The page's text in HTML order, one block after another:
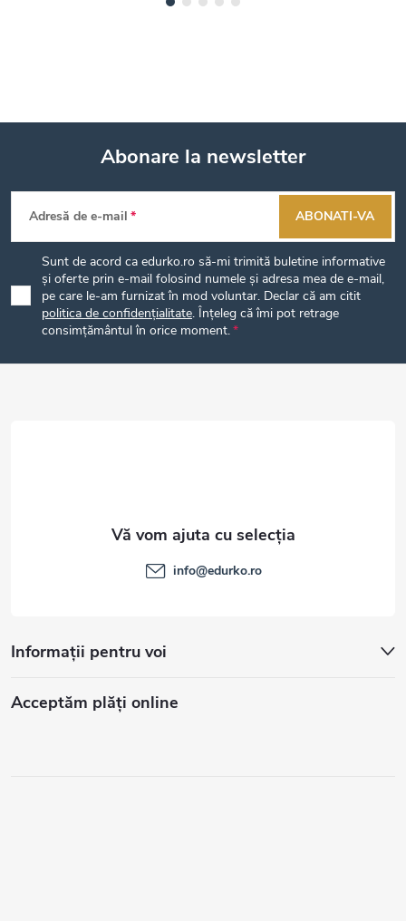
S
u
b
o
Abonare la newsletter
Adresă de e-mail
Sunt de acord ca edurko.ro să-mi trimită buletine informative
și oferte prin e-mail folosind numele și adresa mea de e-mail,
pe care le-am furnizat în mod voluntar. Declar că am citit
politica de confidențialitate. Înțeleg că îmi pot retrage
consimțământul în orice moment.
ABONATI-VA
Informații pentru voi
Acceptăm plăţi online
info@edurko.ro